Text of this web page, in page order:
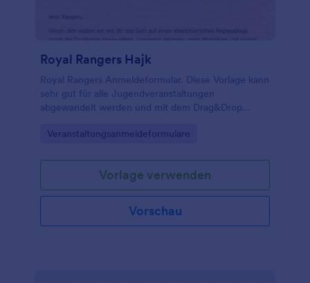
Royal Rangers Hajk
Royal Rangers Anmeldeformular. Diese Vorlage kann
sehr gut für alle Jugendveranstaltungen
abgewandelt werden und mit dem Drag&Drop
Go to Category:
Veranstaltungsanmeldeformulare
Vorlage verwenden
Vorschau